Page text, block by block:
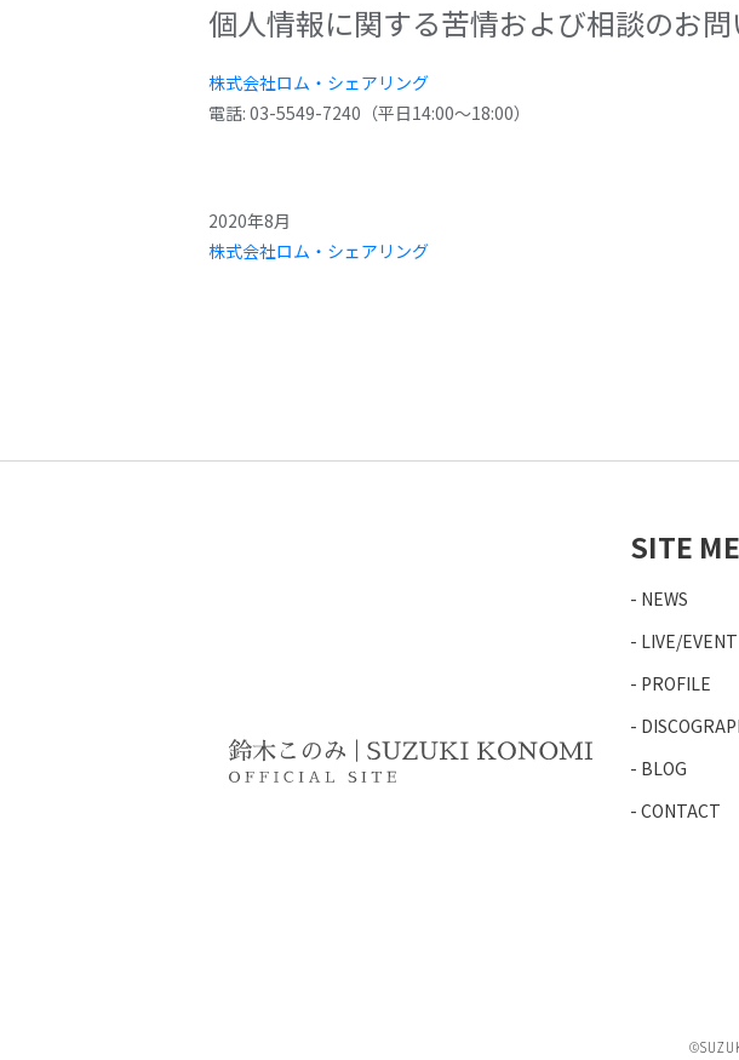
個人情報に関する苦情および相談のお
株式会社ロム・シェアリング
電話: 03-5549-7240（平日14:00～18:00）
2020年8月
株式会社ロム・シェアリング
SITE
NEWS
LIVE/EVENT
PROFILE
BLOG
CONTACT